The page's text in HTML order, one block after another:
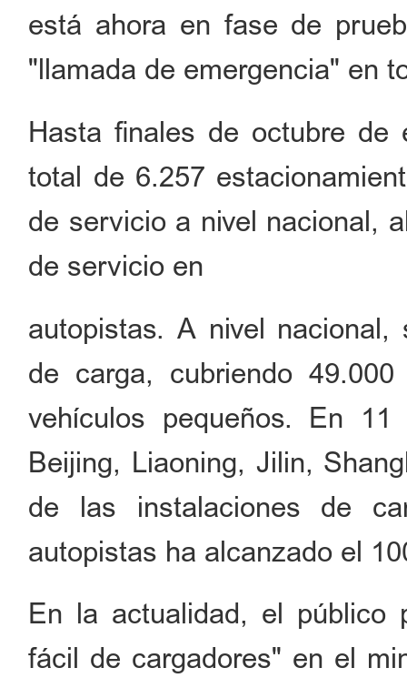
está ahora en fase de
"llamada de emergencia" en
Hasta finales de octubre de
total de 6.257
de servicio a nivel nacional,
de servicio en
autopistas. A nivel
de carga, cubriendo
vehículos pequeños. En 11
Beijing, Liaoning, Jilin,
de las instalaciones de
autopistas ha alcanzado el
En la actualidad, el público
fácil de cargadores" en el